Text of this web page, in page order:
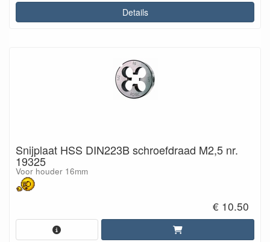
Details
Snijplaat HSS DIN223B schroefdraad M2,5 nr.
19325
Voor houder 16mm
€ 10.50